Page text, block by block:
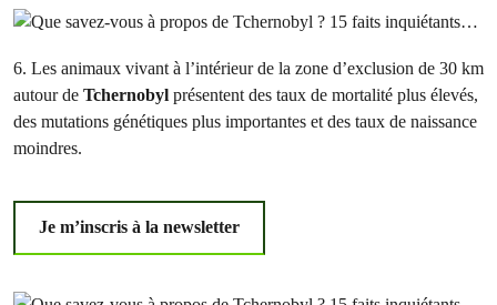
6. Les animaux vivant à l’intérieur de la zone d’exclusion de 30 km
autour de Tchernobyl présentent des taux de mortalité plus élevés,
des mutations génétiques plus importantes et des taux de naissance
moindres.
Je m’inscris à la newsletter